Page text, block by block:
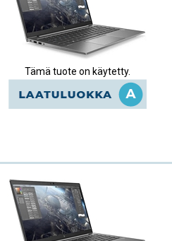
Tämä tuote on käytetty.